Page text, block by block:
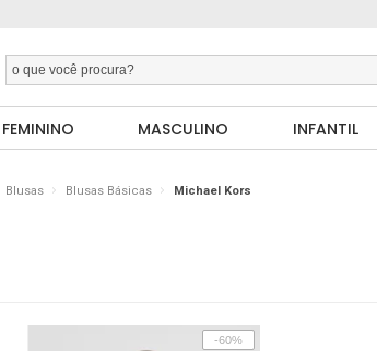
FEMININO MASCULINO INFANTIL
Blusas Blusas Básicas Michael Kors
-60%